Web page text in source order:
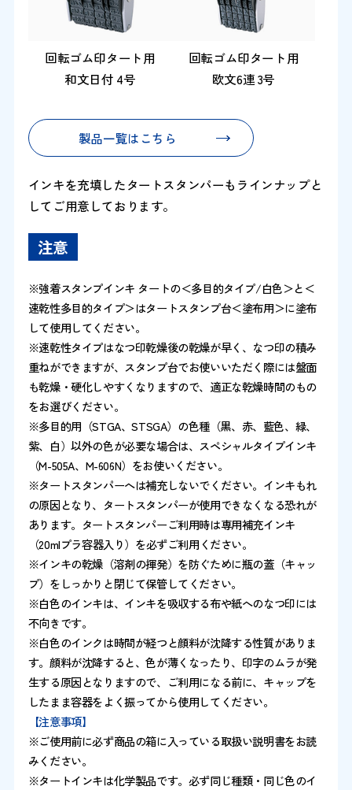
回転ゴム印タート用
和文日付 4号
回転ゴム印タート用
欧文6連 3号
製品一覧はこちら
インキを充填したタートスタンパーもラインナップと
してご用意しております。
注意
※強着スタンプインキ タートの＜多目的タイプ/白色＞と＜
速乾性多目的タイプ＞はタートスタンプ台＜塗布用＞に塗布
して使用してください。
※速乾性タイプはなつ印乾燥後の乾燥が早く、なつ印の積み
重ねができますが、スタンプ台でお使いいただく際には盤面
も乾燥・硬化しやすくなりますので、適正な乾燥時間のもの
をお選びください。
※多目的用（STGA、STSGA）の色種（黒、赤、藍色、緑、
紫、白）以外の色が必要な場合は、スペシャルタイプインキ
（M-505A、M-606N）をお使いください。
※タートスタンパーへは補充しないでください。インキもれ
の原因となり、タートスタンパーが使用できなくなる恐れが
あります。タートスタンパーご利用時は専用補充インキ
（20mlプラ容器入り）を必ずご利用ください。
※インキの乾燥（溶剤の揮発）を防ぐために瓶の蓋（キャッ
プ）をしっかりと閉じて保管してください。
※白色のインキは、インキを吸収する布や紙へのなつ印には
不向きです。
※白色のインクは時間が経つと顔料が沈降する性質がありま
す。顔料が沈降すると、色が薄くなったり、印字のムラが発
生する原因となりますので、ご利用になる前に、キャップを
したまま容器をよく振ってから使用してください。
【注意事項】
※ご使用前に必ず商品の箱に入っている取扱い説明書をお読
みください。
※タートインキは化学製品です。必ず同じ種類・同じ色のイ